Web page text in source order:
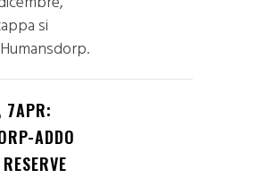
si
7APR:
ADDO